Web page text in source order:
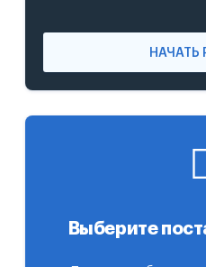
НАЧАТЬ
Выберите